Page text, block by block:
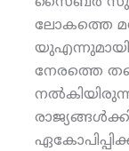
ലോകത്തെ
നേരത്തെ